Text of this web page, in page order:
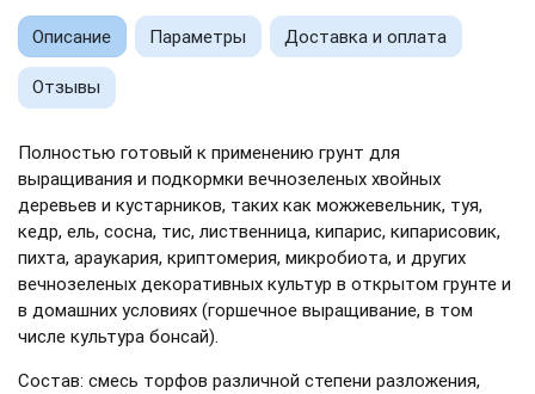
Описание Параметры Доставка и оплата
Отзывы
Полностью готовый к применению грунт для
выращивания и подкормки вечнозеленых хвойных
деревьев и кустарников, таких как можжевельник, туя,
кедр, ель, сосна, тис, лиственница, кипарис, кипарисовик,
пихта, араукария, криптомерия, микробиота, и других
вечнозеленых декоративных культур в открытом грунте и
в домашних условиях (горшечное выращивание, в том
числе культура бонсай).
Состав: смесь торфов различной степени разложения,